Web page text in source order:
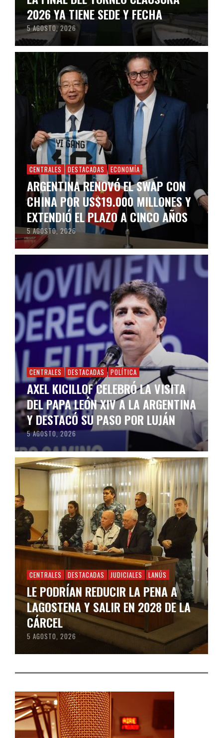
2026 YA TIENE SEDE Y FECHA
5 AGOSTO, 2026
CENTRALES DESTACADAS ECONOMÍA
ARGENTINA RENOVÓ EL SWAP CON
CHINA POR US$19.000 MILLONES Y
EXTENDIÓ EL PLAZO A CINCO AÑOS
5 AGOSTO, 2026
CENTRALES DESTACADAS POLÍTICA
AXEL KICILLOF CELEBRÓ LA VISITA
DEL PAPA LEÓN XIV A LA ARGENTINA
Y DESTACÓ SU PASO POR LUJÁN
5 AGOSTO, 2026
CENTRALES DESTACADAS JUDICIALES LANÚS
LE PODRÍAN REDUCIR LA PENA A
LAGOSTENA Y SALIR EN 2028 DE LA
CÁRCEL
5 AGOSTO, 2026